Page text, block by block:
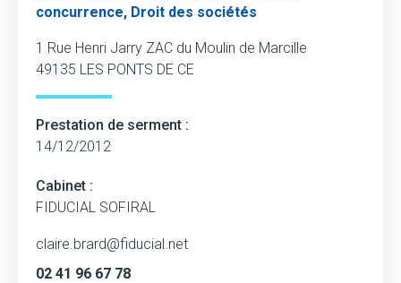
concurrence, Droit des sociétés
1 Rue Henri Jarry ZAC du Moulin de Marcille
49135 LES PONTS DE CE
Prestation de serment :
14/12/2012
Cabinet :
FIDUCIAL SOFIRAL
claire.brard@fiducial.net
02 41 96 67 78